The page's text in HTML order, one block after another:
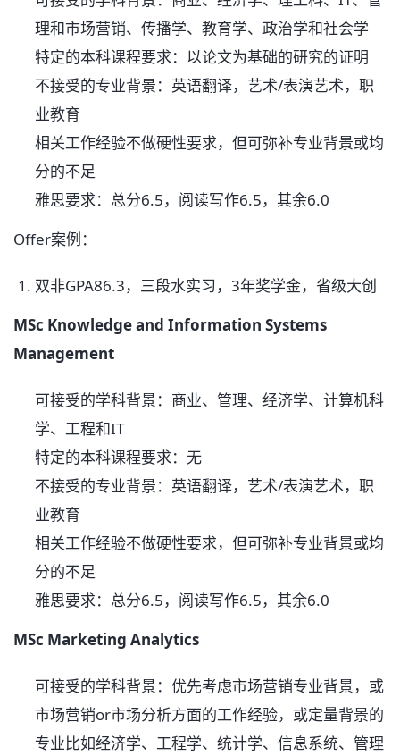
理和市场营销、传播学、教育学、政治学和社会学
特定的本科课程要求：以论文为基础的研究的证明
不接受的专业背景：英语翻译，艺术/表演艺术，职
业教育
相关工作经验不做硬性要求，但可弥补专业背景或均
分的不足
雅思要求：总分6.5，阅读写作6.5，其余6.0
Offer案例：
双非GPA86.3，三段水实习，3年奖学金，省级大创
MSc Knowledge and Information Systems
Management
可接受的学科背景：商业、管理、经济学、计算机科
学、工程和IT
特定的本科课程要求：无
不接受的专业背景：英语翻译，艺术/表演艺术，职
业教育
相关工作经验不做硬性要求，但可弥补专业背景或均
分的不足
雅思要求：总分6.5，阅读写作6.5，其余6.0
MSc Marketing Analytics
可接受的学科背景：优先考虑市场营销专业背景，或
市场营销or市场分析方面的工作经验，或定量背景的
专业比如经济学、工程学、统计学、信息系统、管理